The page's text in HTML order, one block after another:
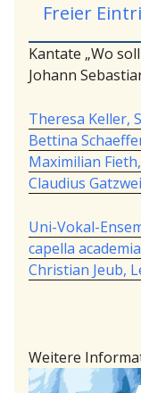
Freier
Kantate „Wo
Johann
Theresa Keller,
Bettina
Maximilian
Claudius
Uni-Vokal-
capella academia
Christian Jeub,
Weitere